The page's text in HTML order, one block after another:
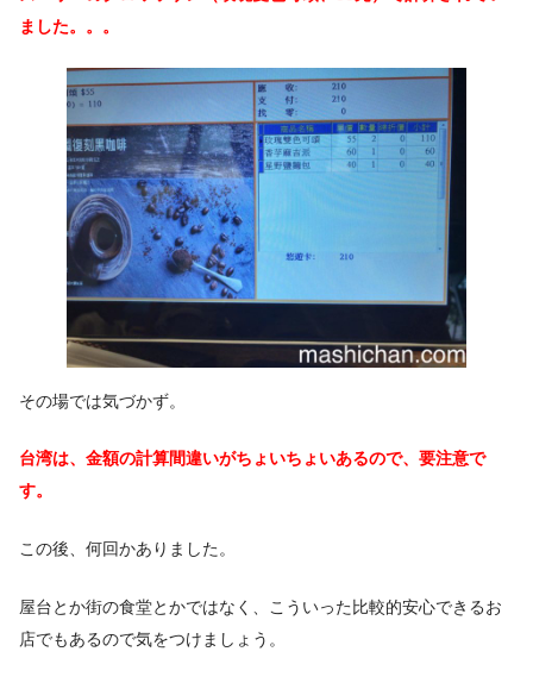
ました。。。
その場では気づかず。
台湾は、金額の計算間違いがちょいちょいあるので、要注意で
す。
この後、何回かありました。
屋台とか街の食堂とかではなく、こういった比較的安心できるお
店でもあるので気をつけましょう。